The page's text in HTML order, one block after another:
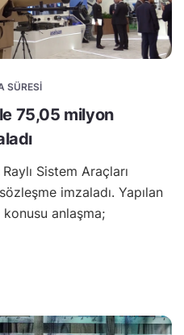
SÜRESI
75,05 milyon
Sistem Araçları
imzaladı. Yapılan
konusu anlaşma;